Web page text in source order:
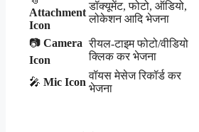
Attachment
Icon
डॉक्यूमेंट, फोटो, ऑडियो,
लोकेशन आदि भेजना
📷 Camera
Icon
रीयल-टाइम फोटो/वीडियो
क्लिक कर भेजना
🎤 Mic Icon
वॉयस मेसेज रिकॉर्ड कर
भेजना